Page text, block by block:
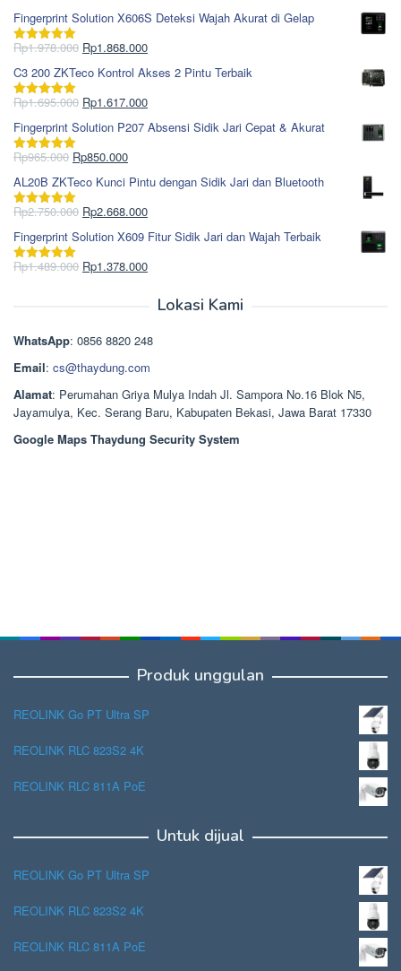
Fingerprint Solution X606S Deteksi Wajah Akurat di Gelap
Dinilai5.00
Rp1.978.000 Harga
aslinya
adalah:
Rp1.978.000.
Rp1.868.000Harga
saat
ini
adalah:
C3 200 ZKTeco Kontrol Akses 2 Pintu Terbaik
Dinilai5.00
Rp1.695.000 Harga
aslinya
adalah:
Rp1.695.000.
Rp1.617.000Harga
saat
ini
Fingerprint Solution P207 Absensi Sidik Jari Cepat & Akurat
Dinilai5.00
Rp965.000 Harga
aslinya
adalah:
Rp965.000.
Rp850.000Harga
saat
ini
adalah:
AL20B ZKTeco Kunci Pintu dengan Sidik Jari dan Bluetooth
Dinilai5.00
Rp2.750.000 Harga
aslinya
adalah:
Rp2.750.000.
Rp2.668.000Harga
saat
ini
adalah:
Fingerprint Solution X609 Fitur Sidik Jari dan Wajah Terbaik
Dinilai5.00
Rp1.489.000 Harga
Rp1.378.000Harga
Rp1.378.000.
Lokasi Kami
WhatsApp: 0856 8820 248
Email: cs@thaydung.com
Alamat: Perumahan Griya Mulya Indah Jl. Sampora No.16 Blok N5,
Jayamulya, Kec. Serang Baru, Kabupaten Bekasi, Jawa Barat 17330
Google Maps Thaydung Security System
Produk unggulan
REOLINK Go PT Ultra SP
REOLINK RLC 823S2 4K
REOLINK RLC 811A PoE
Untuk dijual
REOLINK Go PT Ultra SP
REOLINK RLC 823S2 4K
REOLINK RLC 811A PoE